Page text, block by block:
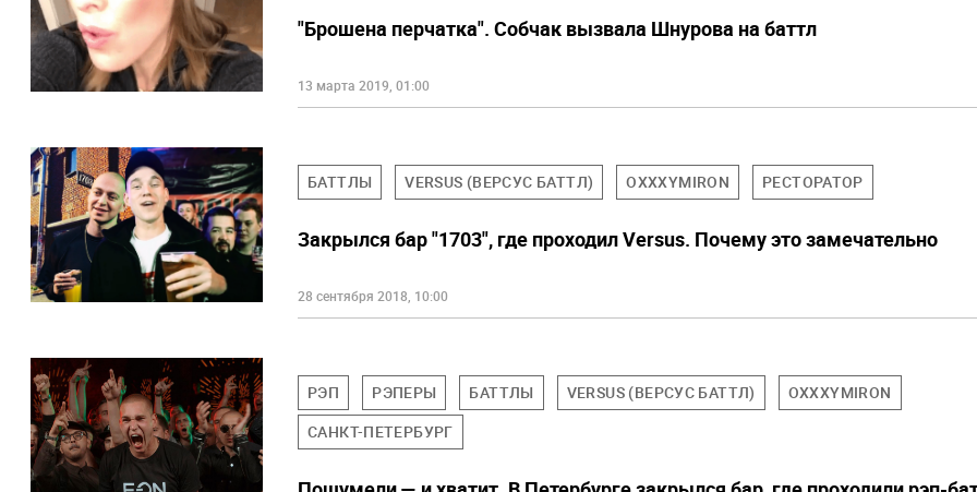
"Брошена перчатка". Собчак вызвала Шнурова на баттл
13 марта 2019, 01:00
БАТТЛЫ VERSUS (ВЕРСУС БАТТЛ) OXXXYMIRON РЕСТОРАТОР
Закрылся бар "1703", где проходил Versus. Почему это замечательно
28 сентября 2018, 10:00
РЭП РЭПЕРЫ БАТТЛЫ VERSUS (ВЕРСУС БАТТЛ)
OXXXYMIRON
САНКТ-ПЕТЕРБУРГ